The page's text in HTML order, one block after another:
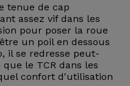
tenue de cap
assez vif dans les
pour poser la roue
un poil en dessous
il se redresse peut-
le TCR dans les
confort d'utilisation